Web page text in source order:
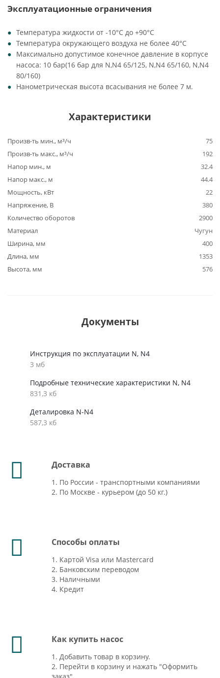
Эксплуатационные ограничения
Температура жидкости от -10°C до +90°C
Температура окружающего воздуха не более 40°C
Максимально допустимое конечное давление в корпусе
насоса: 10 бар(16 бар для N,N4 65/125, N,N4 65/160, N,N4
80/160)
Нанометрическая высота всасывания не более 7 м.
Характеристики
Произв-ть мин., м³/ч
75
Произв-ть макс., м³/ч
192
Напор мин., м
32.4
Напор макс., м
44.4
Мощность, кВт
22
Напряжение, В
380
Количество оборотов
2900
Материал
Чугун
Ширина, мм
400
Длина, мм
1353
Высота, мм
576
Документы
Инструкция по эксплуатации N, N4
3 мб
Подробные технические характеристики N, N4
831,3 кб
Деталировка N-N4
587,3 кб
Доставка
1. По России - транспортными компаниями
2. По Москве - курьером (до 50 кг.)
Способы оплаты
1. Картой Visa или Mastercard
2. Банковским переводом
3. Наличными
4. Кредит
Как купить насос
1. Добавить товар в корзину.
2. Перейти в корзину и нажать "Оформить